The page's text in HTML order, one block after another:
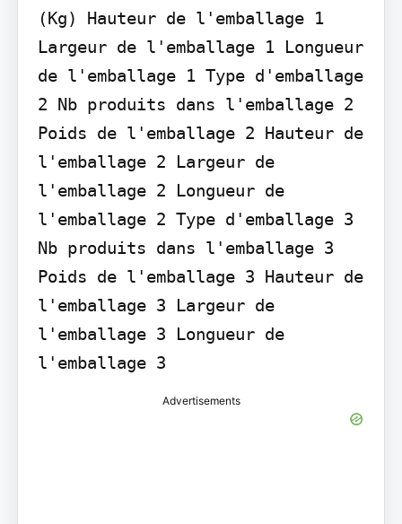
(Kg) Hauteur de l'emballage 1
Largeur de l'emballage 1 Longueur
de l'emballage 1 Type d'emballage
2 Nb produits dans l'emballage 2
Poids de l'emballage 2 Hauteur de
l'emballage 2 Largeur de
l'emballage 2 Longueur de
l'emballage 2 Type d'emballage 3
Nb produits dans l'emballage 3
Poids de l'emballage 3 Hauteur de
l'emballage 3 Largeur de
l'emballage 3 Longueur de
l'emballage 3
Advertisements